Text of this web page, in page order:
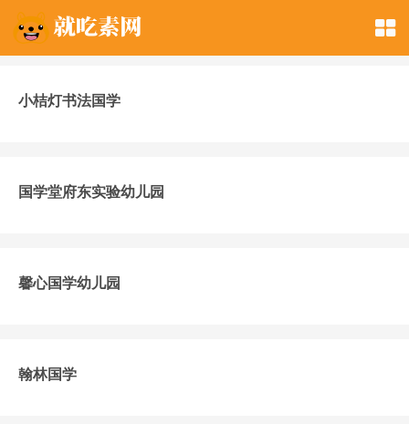
小桔灯书法国学
国学堂府东实验幼儿园
馨心国学幼儿园
翰林国学